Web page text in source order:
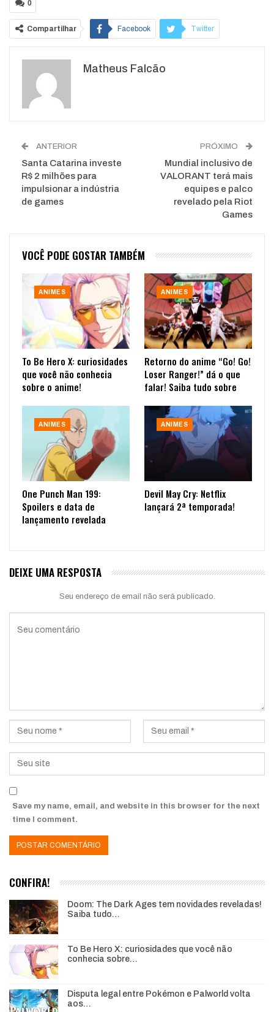
0
Compartilhar Facebook Twitter
WhatsApp
Matheus Falcão
ANTERIOR
Santa Catarina investe
R$ 2 milhões para
impulsionar a indústria
de games
PRÓXIMO
Mundial inclusivo de
VALORANT terá mais
equipes e palco
revelado pela Riot
Games
VOCÊ PODE GOSTAR TAMBÉM
ANIMES
To Be Hero X: curiosidades
que você não conhecia
sobre o anime!
ANIMES
Retorno do anime “Go! Go!
Loser Ranger!” dá o que
falar! Saiba tudo sobre
ANIMES
One Punch Man 199:
Spoilers e data de
lançamento revelada
ANIMES
Devil May Cry: Netflix
lançará 2ª temporada!
DEIXE UMA RESPOSTA
Seu endereço de email não será publicado.
Save my name, email, and website in this browser for the next
time I comment.
CONFIRA!
Doom: The Dark Ages tem novidades reveladas!
Saiba tudo…
To Be Hero X: curiosidades que você não
conhecia sobre…
Disputa legal entre Pokémon e Palworld volta
aos…